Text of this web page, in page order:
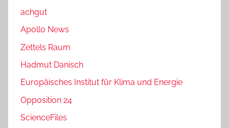
achgut
Apollo News
Zettels Raum
Hadmut Danisch
Europäisches Institut für Klima und Energie
Opposition 24
ScienceFiles